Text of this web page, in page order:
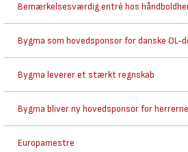
Bemærkelsesværdig entré hos
Bygma som hovedsponsor for danske OL-
Bygma leverer et stærkt regnskab
Bygma bliver ny hovedsponsor for
Europamestre